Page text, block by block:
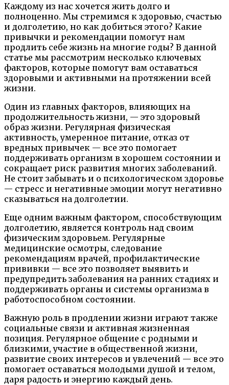
Каждому из нас хочется жить долго и
полноценно. Мы стремимся к здоровью, счастью
и долголетию, но как добиться этого? Какие
привычки и рекомендации помогут нам
продлить себе жизнь на многие годы? В данной
статье мы рассмотрим несколько ключевых
факторов, которые помогут вам оставаться
здоровыми и активными на протяжении всей
жизни.
Один из главных факторов, влияющих на
продолжительность жизни, — это здоровый
образ жизни. Регулярная физическая
активность, умеренное питание, отказ от
вредных привычек — все это помогает
поддерживать организм в хорошем состоянии и
сокращает риск развития многих заболеваний.
Не стоит забывать и о психологическом здоровье
— стресс и негативные эмоции могут негативно
сказываться на долголетии.
Еще одним важным фактором, способствующим
долголетию, является контроль над своим
физическим здоровьем. Регулярные
медицинские осмотры, следование
рекомендациям врачей, профилактические
прививки — все это позволяет выявить и
предупредить заболевания на ранних стадиях и
поддерживать органы и системы организма в
работоспособном состоянии.
Важную роль в продлении жизни играют также
социальные связи и активная жизненная
позиция. Регулярное общение с родными и
близкими, участие в общественной жизни,
развитие своих интересов и увлечений — все это
помогает оставаться молодыми душой и телом,
даря радость и энергию каждый день.